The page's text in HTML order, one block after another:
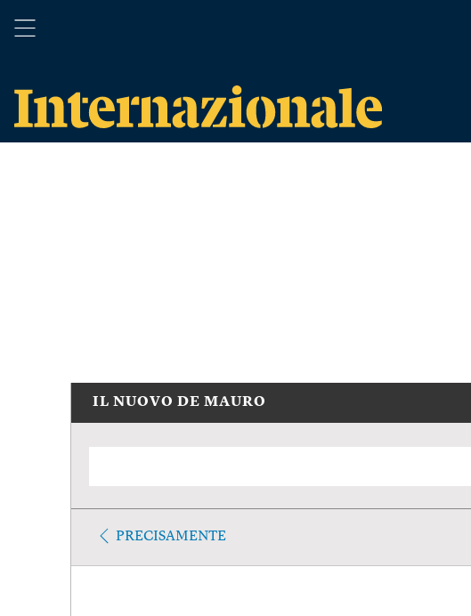
IL NUOVO DE MAURO
PRECISAMENTE